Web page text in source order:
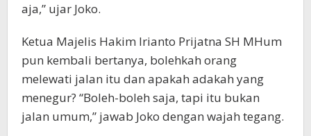
aja,” ujar Joko.
Ketua Majelis Hakim Irianto Prijatna SH MHum
pun kembali bertanya, bolehkah orang
melewati jalan itu dan apakah adakah yang
menegur? “Boleh-boleh saja, tapi itu bukan
jalan umum,” jawab Joko dengan wajah tegang.